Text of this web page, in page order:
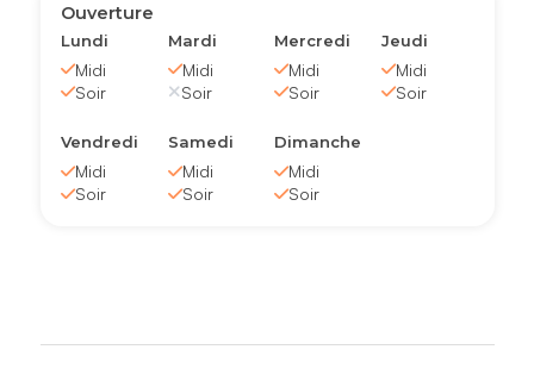
Ouverture
Lundi
Midi
Soir
Mardi
Midi
Soir
Mercredi
Midi
Soir
Jeudi
Midi
Soir
Vendredi
Midi
Soir
Samedi
Midi
Soir
Dimanche
Midi
Soir